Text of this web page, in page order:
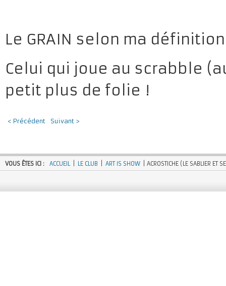
Le GRAIN selon ma
Celui qui joue au scrabble
petit plus de folie !
< Précédent Suivant >
VOUS ÊTES ICI : ACCUEIL LE CLUB ART IS SHOW | ACROSTICHE (LE SABLIER ET